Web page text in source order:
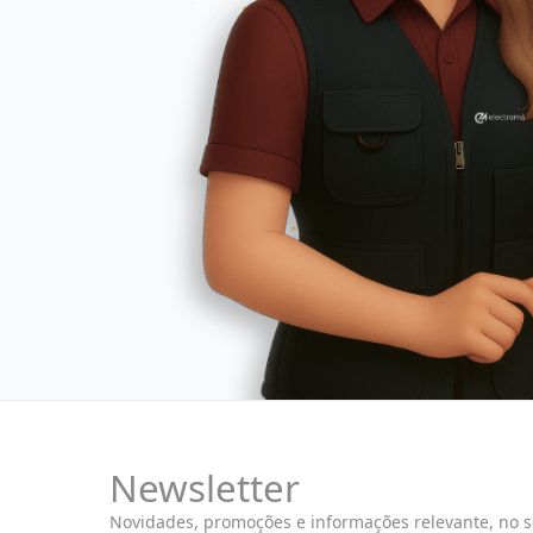
Newsletter
Novidades, promoções e informações relevante, no